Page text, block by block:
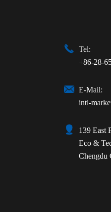

Tel:
+86-28-
 E-Mail:
intl-

139 East
Eco &
Chengdu